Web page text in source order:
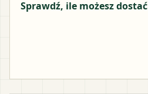
Sprawdź, ile możesz dostać